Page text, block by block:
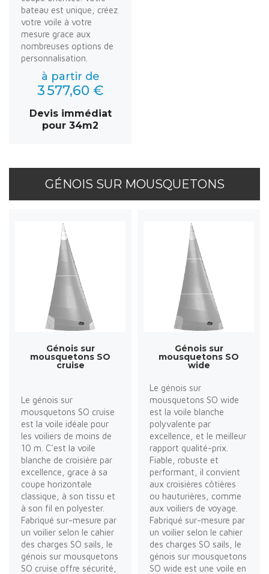
bateau est unique, créez
votre voile à votre
mesure grace aux
nombreuses options de
personnalisation.
à partir de
3 577,60 €
Devis immédiat
pour 34m2
GÉNOIS SUR MOUSQUETONS
Génois sur
mousquetons SO
cruise
Le génois sur
mousquetons SO cruise
est la voile idéale pour
les voiliers de moins de
10 m. C'est la voile
blanche de croisière par
excellence, grace à sa
coupe horizontale
classique, à son tissu et
à son fil en polyester.
Fabriqué sur-mesure par
un voilier selon le cahier
des charges SO sails, le
génois sur mousquetons
SO cruise offre sécurité,
Génois sur
mousquetons SO
wide
Le génois sur
mousquetons SO wide
est la voile blanche
polyvalente par
excellence, et le meilleur
rapport qualité-prix.
Fiable, robuste et
performant, il convient
aux croisières côtières
ou hauturières, comme
aux voiliers de voyage.
Fabriqué sur-mesure par
un voilier selon le cahier
des charges SO sails, le
génois sur mousquetons
SO wide est une voile en